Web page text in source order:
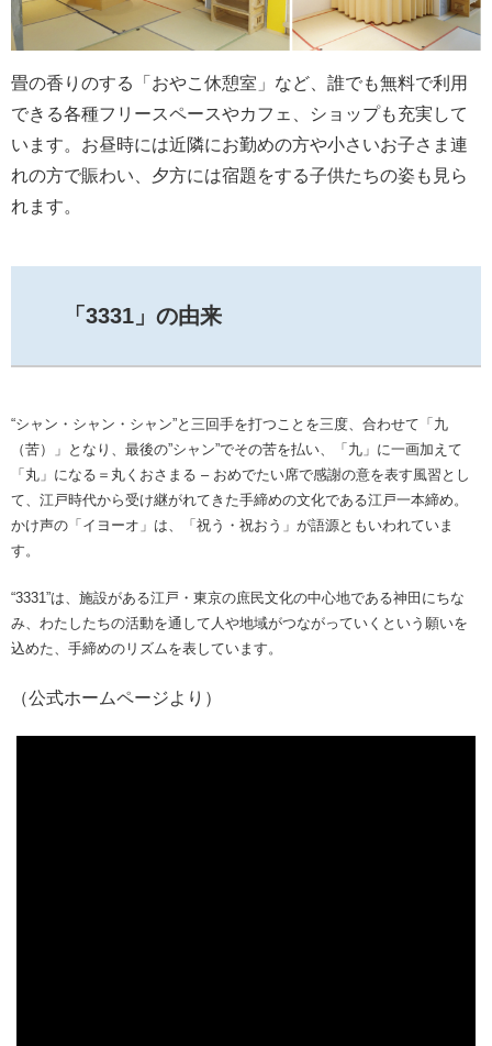
畳の香りのする「おやこ休憩室」など、誰でも無料で利用
できる各種フリースペースやカフェ、ショップも充実して
います。お昼時には近隣にお勤めの方や小さいお子さま連
れの方で賑わい、夕方には宿題をする子供たちの姿も見ら
れます。
「3331」の由来
“シャン・シャン・シャン”と三回手を打つことを三度、合わせて「九
（苦）」となり、最後の”シャン”でその苦を払い、「九」に一画加えて
「丸」になる＝丸くおさまる – おめでたい席で感謝の意を表す風習とし
て、江戸時代から受け継がれてきた手締めの文化である江戸一本締め。
かけ声の「イヨーオ」は、「祝う・祝おう」が語源ともいわれていま
す。
“3331”は、施設がある江戸・東京の庶民文化の中心地である神田にちな
み、わたしたちの活動を通して人や地域がつながっていくという願いを
込めた、手締めのリズムを表しています。
（公式ホームページより）